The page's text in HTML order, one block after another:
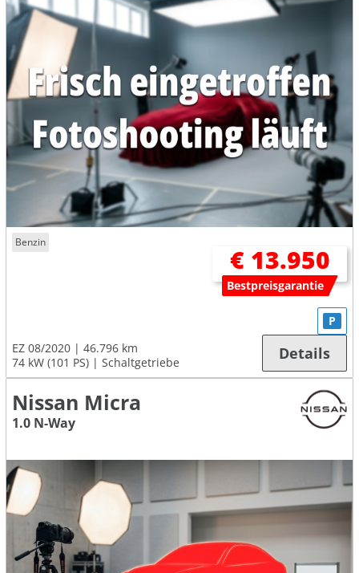
Benzin
€ 13.950
Bestpreisgarantie
EZ 08/2020
46.796 km
74 kW (101 PS)
Schaltgetriebe
P
Details
Nissan Micra
1.0 N-Way